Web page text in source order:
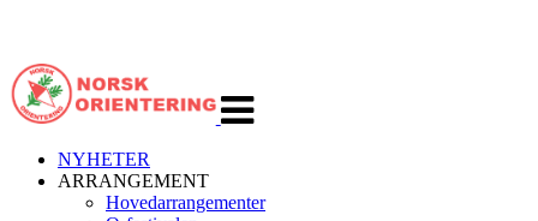
navigasjon
NYHETER
ARRANGEMENT
Hovedarrangementer